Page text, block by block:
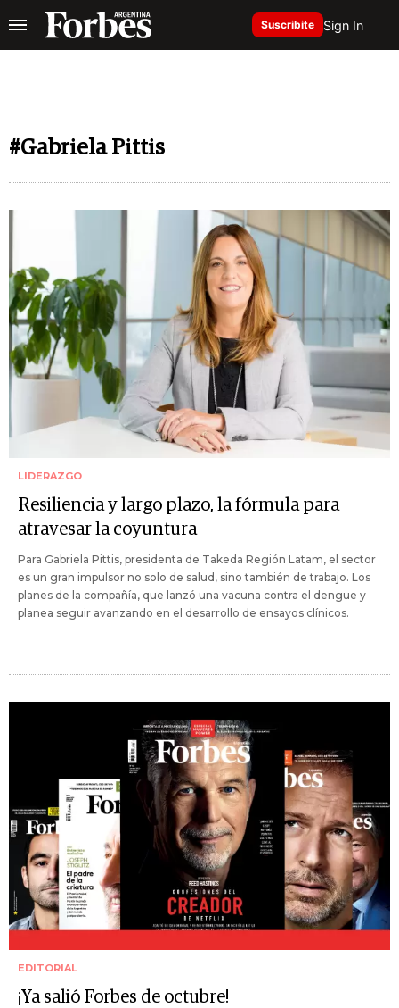
Suscribite Sign In
#Gabriela Pittis
LIDERAZGO
Resiliencia y largo plazo, la fórmula para
atravesar la coyuntura
Para Gabriela Pittis, presidenta de Takeda Región Latam, el sector
es un gran impulsor no solo de salud, sino también de trabajo. Los
planes de la compañía, que lanzó una vacuna contra el dengue y
planea seguir avanzando en el desarrollo de ensayos clínicos.
EDITORIAL
¡Ya salió Forbes de octubre!